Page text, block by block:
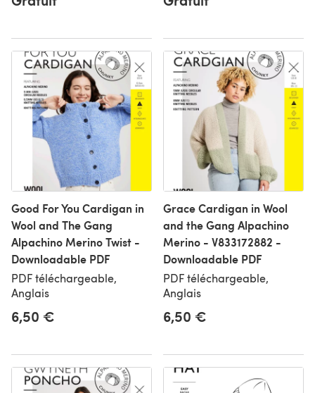
Good For You Cardigan in
Wool and The Gang
Alpachino Merino Twist -
Downloadable PDF
PDF téléchargeable,
Anglais
6,50 €
Grace Cardigan in Wool
and the Gang Alpachino
Merino - V833172882 -
Downloadable PDF
PDF téléchargeable,
Anglais
6,50 €